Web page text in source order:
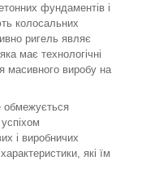
фундаментів і
колосальних
ригель являє
має технологічні
масивного виробу на
обмежується
і виробничих
які їм